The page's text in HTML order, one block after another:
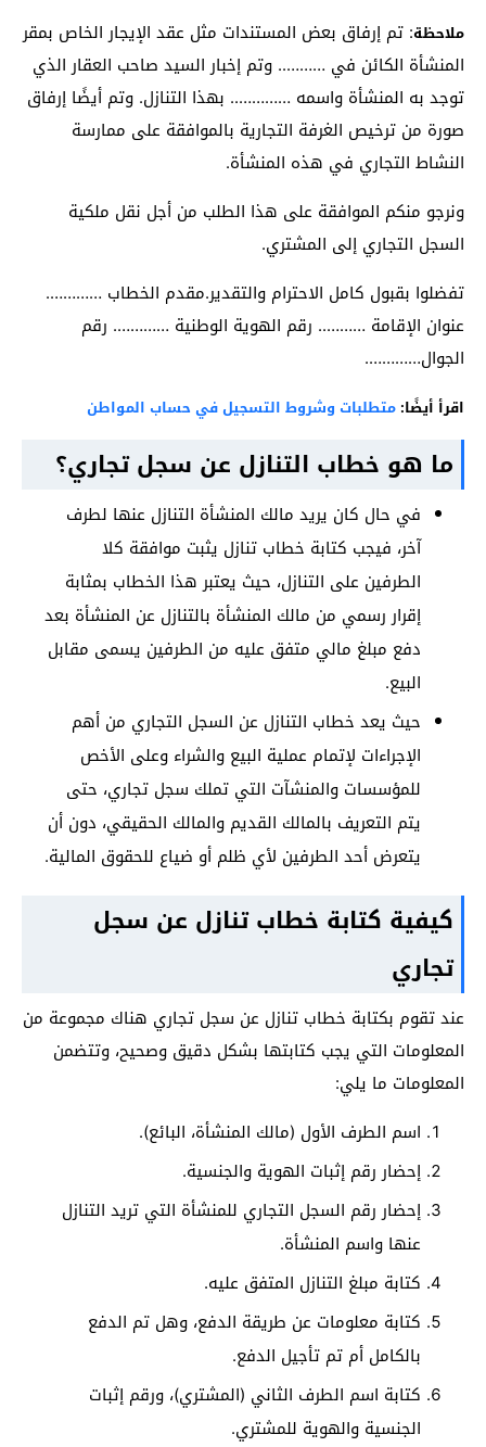
ملاحظة: تم إرفاق بعض المستندات مثل عقد الإيجار الخاص بمقر
المنشأة الكائن في ……….. وتم إخبار السيد صاحب العقار الذي
توجد به المنشأة واسمه ………….. بهذا التنازل. وتم أيضًا إرفاق
صورة من ترخيص الغرفة التجارية بالموافقة على ممارسة
النشاط التجاري في هذه المنشأة.
ونرجو منكم الموافقة على هذا الطلب من أجل نقل ملكية
السجل التجاري إلى المشتري.
تفضلوا بقبول كامل الاحترام والتقدير.مقدم الخطاب ………….
عنوان الإقامة ……….. رقم الهوية الوطنية …………. رقم
الجوال………….
اقرأ أيضًا: متطلبات وشروط التسجيل في حساب المواطن
ما هو خطاب التنازل عن سجل تجاري؟
في حال كان يريد مالك المنشأة التنازل عنها لطرف
آخر، فيجب كتابة خطاب تنازل يثبت موافقة كلا
الطرفين على التنازل، حيث يعتبر هذا الخطاب بمثابة
إقرار رسمي من مالك المنشأة بالتنازل عن المنشأة بعد
دفع مبلغ مالي متفق عليه من الطرفين يسمى مقابل
البيع.
حيث يعد خطاب التنازل عن السجل التجاري من أهم
الإجراءات لإتمام عملية البيع والشراء وعلى الأخص
للمؤسسات والمنشآت التي تملك سجل تجاري، حتى
يتم التعريف بالمالك القديم والمالك الحقيقي، دون أن
يتعرض أحد الطرفين لأي ظلم أو ضياع للحقوق المالية.
كيفية كتابة خطاب تنازل عن سجل
تجاري
عند تقوم بكتابة خطاب تنازل عن سجل تجاري هناك مجموعة من
المعلومات التي يجب كتابتها بشكل دقيق وصحيح، وتتضمن
المعلومات ما يلي:
اسم الطرف الأول (مالك المنشأة، البائع).
إحضار رقم إثبات الهوية والجنسية.
إحضار رقم السجل التجاري للمنشأة التي تريد التنازل
عنها واسم المنشأة.
كتابة مبلغ التنازل المتفق عليه.
كتابة معلومات عن طريقة الدفع، وهل تم الدفع
بالكامل أم تم تأجيل الدفع.
كتابة اسم الطرف الثاني (المشتري)، ورقم إثبات
الجنسية والهوية للمشتري.